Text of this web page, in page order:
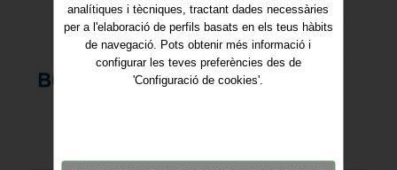
analítiques i tècniques, tractant dades necessàries
per a l'elaboració de perfils basats en els teus hàbits
de navegació. Pots obtenir més informació i
configurar les teves preferències des de
'Configuració de cookies'.